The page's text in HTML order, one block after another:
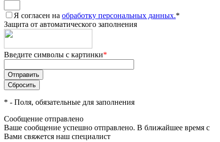
Я согласен на обработку персональных данных.*
Защита от автоматического заполнения
Введите символы с картинки*
* - Поля, обязательные для заполнения
Сообщение отправлено
Ваше сообщение успешно отправлено. В ближайшее время с
Вами свяжется наш специалист